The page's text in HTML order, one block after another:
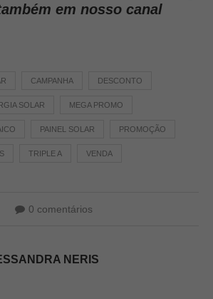
em nosso canal
CAMPANHA DESCONTO
SOLAR MEGA PROMO
PAINEL SOLAR PROMOÇÃO
TRIPLE A VENDA
0 comentários
NERIS